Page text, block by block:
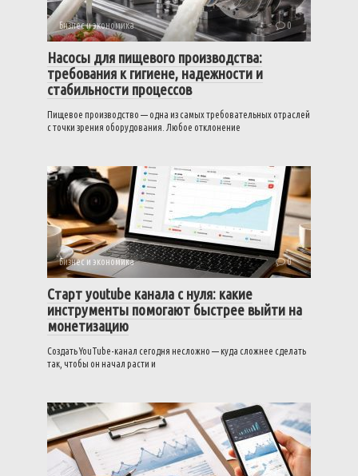
Бизнес и экономика 0
Насосы для пищевого производства:
требования к гигиене, надежности и
стабильности процессов
Пищевое производство — одна из самых требовательных отраслей
с точки зрения оборудования. Любое отклонение
Бизнес и экономика 0
Старт youtube канала с нуля: какие
инструменты помогают быстрее выйти на
монетизацию
Создать YouTube-канал сегодня несложно — куда сложнее сделать
так, чтобы он начал расти и